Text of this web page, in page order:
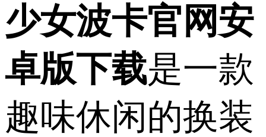
少女波卡官网安
卓版下载是一款
趣味休闲的换装